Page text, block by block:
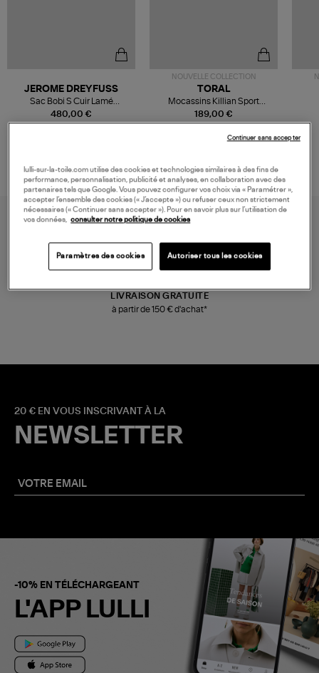
480,00 €
JEROME DREYFUSS
Sac Bobi S Cuir Lamé
Champagne
NOUVELLE COLLECTION
189,00 €
TORAL
Mocassins Killian Sport
Mousse
LIVRAISON GRATUITE
à partir de 150 € d'achat*
20 € EN VOUS INSCRIVANT À LA
NEWSLETTER
-10% EN TÉLÉCHARGEANT
L'APP LULLI
lulli-sur-la-toile.com utilise des cookies et technologies similaires à des fins de
performance, personnalisation, publicité et analyses, en collaboration avec des
partenaires tels que Google. Vous pouvez configurer vos choix via « Paramétrer »,
accepter l’ensemble des cookies (« J’accepte ») ou refuser ceux non strictement
nécessaires (« Continuer sans accepter »). Pour en savoir plus sur l’utilisation de
vos données,
consulter notre politique de cookies
Paramètres des cookies Autoriser tous les cookies
Continuer sans accepter